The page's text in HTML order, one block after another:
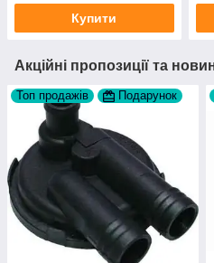
Купити
Акційні пропозиції та
Топ продажів Подарунок